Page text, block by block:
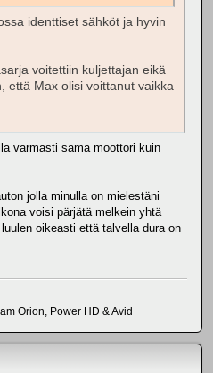
identtiset sähköt ja hyvin
voitettiin kuljettajan eikä
että Max olisi voittanut vaikka
varmasti sama moottori kuin
jolla minulla on mielestäni
voisi pärjätä melkein yhtä
oikeasti että talvella dura on
Orion, Power HD & Avid